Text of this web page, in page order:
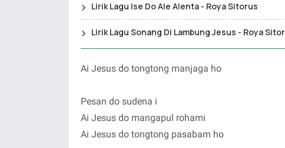
Lirik Lagu Ise Do Ale Alenta - Roya Sitorus
Lirik Lagu Sonang Di Lambung Jesus - Roya
Ai Jesus do tongtong manjaga ho
Pesan do sudena i
Ai Jesus do mangapul rohami
Ai Jesus do tongtong pasabam ho